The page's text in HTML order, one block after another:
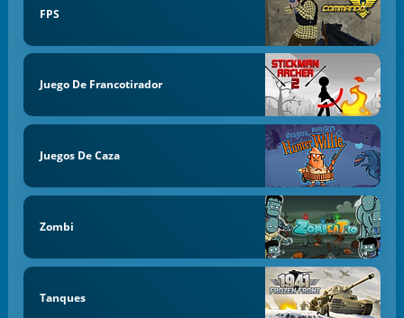
FPS
Juego De Francotirador
Juegos De Caza
Zombi
Tanques